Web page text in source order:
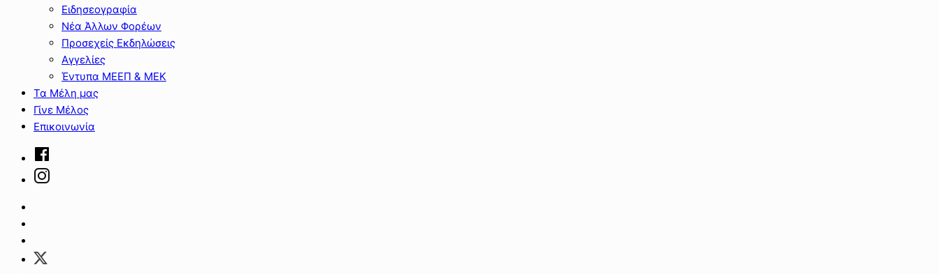
Ειδησεογραφία
Νέα Άλλων Φορέων
Προσεχείς Εκδηλώσεις
Αγγελίες
Έντυπα ΜΕΕΠ & ΜΕΚ
Τα Μέλη μας
Γίνε Μέλος
Επικοινωνία